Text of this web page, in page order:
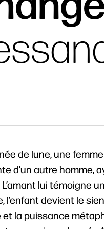
de lune, une
d’un autre homme,
lui témoigne
l’enfant devient le
la puissance